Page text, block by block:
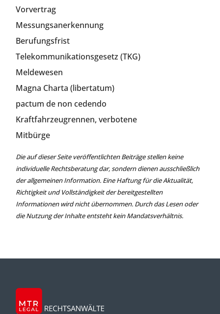
Vorvertrag
Messungsanerkennung
Berufungsfrist
Telekommunikationsgesetz (TKG)
Meldewesen
Magna Charta (libertatum)
pactum de non cedendo
Kraftfahrzeugrennen, verbotene
Mitbürge
Die auf dieser Seite veröffentlichten Beiträge stellen keine
individuelle Rechtsberatung dar, sondern dienen ausschließlich
der allgemeinen Information. Eine Haftung für die Aktualität,
Richtigkeit und Vollständigkeit der bereitgestellten
Informationen wird nicht übernommen. Durch das Lesen oder
die Nutzung der Inhalte entsteht kein Mandatsverhältnis.